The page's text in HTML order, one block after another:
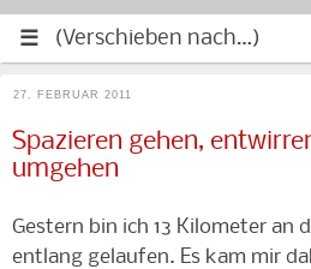
27. FEBRUAR 2011
Spazieren gehen,
umgehen
Gestern bin ich 13 Kilometer an
entlang gelaufen. Es kam mir